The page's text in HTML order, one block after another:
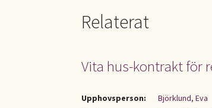
Relaterat
Vita hus-kontrakt för
Upphovsperson:
Björklund, Eva